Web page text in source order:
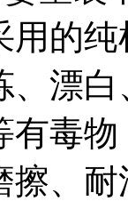
用的
、漂
有毒
擦、